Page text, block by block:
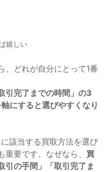
嬉しい
、どれが自分にとって1番
引完了までの時間」の3
にすると選びやすくなり
該当する買取方法を選び
要です。なぜなら、 買
引の手間」「取引完了ま